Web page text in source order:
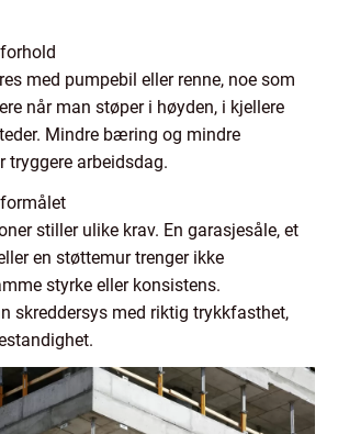
med pumpebil eller renne, noe som
når man støper i høyden, i kjellere
Mindre bæring og mindre
tryggere arbeidsdag.
stiller ulike krav. En garasjesåle, et
en støttemur trenger ikke
styrke eller konsistens.
skreddersys med riktig trykkfasthet,